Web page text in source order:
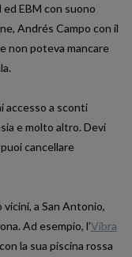
EBM con suono
Andrés Campo con il
non poteva mancare
accesso a sconti
e molto altro. Devi
cancellare
a San Antonio,
Ad esempio, l’Vibra
la sua piscina rossa